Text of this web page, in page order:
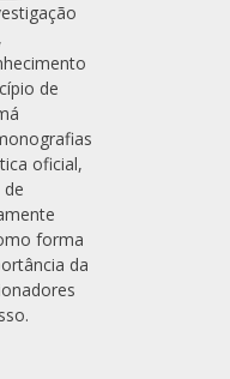
de
oficial,
forma
da